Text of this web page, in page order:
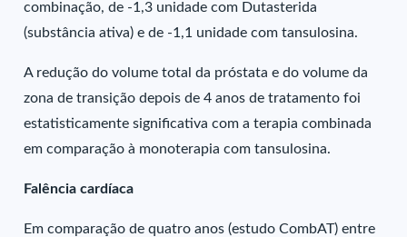
combinação, de -1,3 unidade com Dutasterida
(substância ativa) e de -1,1 unidade com tansulosina.
A redução do volume total da próstata e do volume da
zona de transição depois de 4 anos de tratamento foi
estatisticamente significativa com a terapia combinada
em comparação à monoterapia com tansulosina.
Falência cardíaca
Em comparação de quatro anos (estudo CombAT) entre